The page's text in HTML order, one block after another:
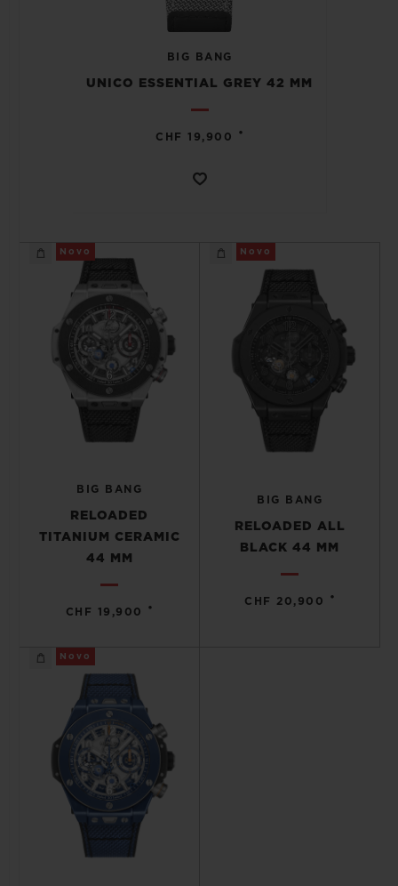
BIG BANG
UNICO ESSENTIAL GREY 42 MM
CHF 19,900 •
Novo
BIG BANG
RELOADED
TITANIUM CERAMIC
44 MM
CHF 19,900 •
Novo
BIG BANG
RELOADED ALL
BLACK 44 MM
CHF 20,900 •
Novo
ENCONTRAR UMA